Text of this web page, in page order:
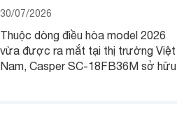
30/07/2026
Thuộc dòng điều hòa model 2026
vừa được ra mắt tại thị trường Việt
Nam, Casper SC-18FB36M sở hữu